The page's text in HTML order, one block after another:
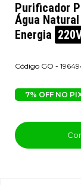
Purificador
Água
Energia
GO -
7% OFF NO